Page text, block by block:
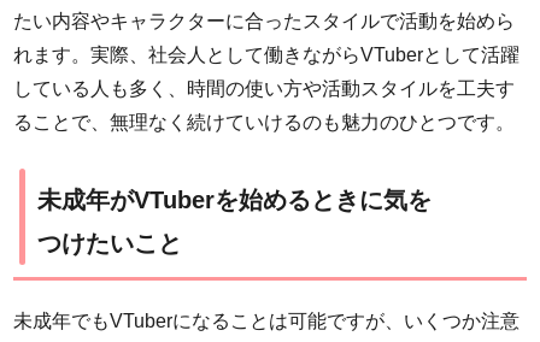
たい内容やキャラクターに合ったスタイルで活動を始めら
れます。実際、社会人として働きながらVTuberとして活躍
している人も多く、時間の使い方や活動スタイルを工夫す
ることで、無理なく続けていけるのも魅力のひとつです。
未成年がVTuberを始めるときに気を
つけたいこと
未成年でもVTuberになることは可能ですが、いくつか注意